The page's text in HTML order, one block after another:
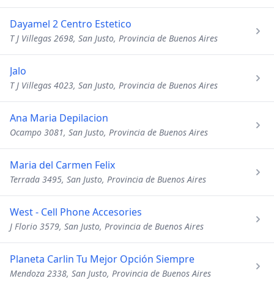
Dayamel 2 Centro Estetico
T J Villegas 2698, San Justo, Provincia de Buenos Aires
Jalo
T J Villegas 4023, San Justo, Provincia de Buenos Aires
Ana Maria Depilacion
Ocampo 3081, San Justo, Provincia de Buenos Aires
Maria del Carmen Felix
Terrada 3495, San Justo, Provincia de Buenos Aires
West - Cell Phone Accesories
J Florio 3579, San Justo, Provincia de Buenos Aires
Planeta Carlin Tu Mejor Opción Siempre
Mendoza 2338, San Justo, Provincia de Buenos Aires